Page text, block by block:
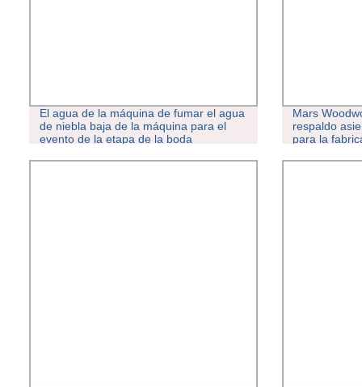
El agua de la máquina de fumar el agua
de niebla baja de la máquina para el
evento de la etapa de la boda
Mars
respaldo
para la